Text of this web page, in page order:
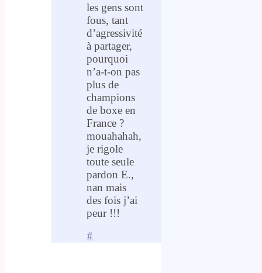
les gens sont
fous, tant
d’agressivité
à partager,
pourquoi
n’a-t-on pas
plus de
champions
de boxe en
France ?
mouahahah,
je rigole
toute seule
pardon E.,
nan mais
des fois j’ai
peur !!!
#